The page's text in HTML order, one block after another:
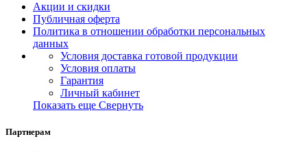
Акции и скидки
Публичная оферта
Политика в отношении обработки персональных
данных
Условия доставка готовой продукции
Условия оплаты
Гарантия
Личный кабинет
Показать еще Свернуть
Партнерам